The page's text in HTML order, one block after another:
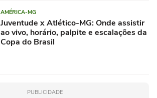
AMÉRICA-MG
Juventude x Atlético-MG: Onde assistir
ao vivo, horário, palpite e escalações da
Copa do Brasil
PUBLICIDADE